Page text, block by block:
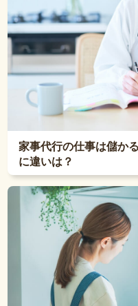
家事代行の仕事は儲か
に違いは？